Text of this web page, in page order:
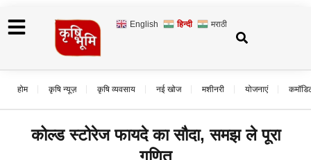
English हिन्दी मराठी
होम कृषि न्यूज़ कृषि व्यवसाय नई खोज मशीनरी योजनाएं
कोल्ड स्टोरेज फायदे का सौदा, समझ ले पूरा
गणित